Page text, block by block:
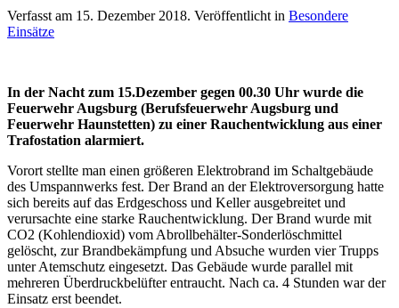
Verfasst am 15. Dezember 2018. Veröffentlicht in Besondere
Einsätze
In der Nacht zum 15.Dezember gegen 00.30 Uhr wurde die
Feuerwehr Augsburg (Berufsfeuerwehr Augsburg und
Feuerwehr Haunstetten) zu einer Rauchentwicklung aus einer
Trafostation alarmiert.
Vorort stellte man einen größeren Elektrobrand im Schaltgebäude
des Umspannwerks fest. Der Brand an der Elektroversorgung hatte
sich bereits auf das Erdgeschoss und Keller ausgebreitet und
verursachte eine starke Rauchentwicklung. Der Brand wurde mit
CO2 (Kohlendioxid) vom Abrollbehälter-Sonderlöschmittel
gelöscht, zur Brandbekämpfung und Absuche wurden vier Trupps
unter Atemschutz eingesetzt. Das Gebäude wurde parallel mit
mehreren Überdruckbelüfter entraucht. Nach ca. 4 Stunden war der
Einsatz erst beendet.